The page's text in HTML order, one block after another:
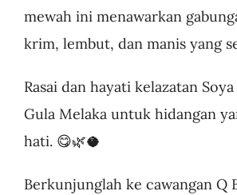
mewah ini menawarkan
krim, lembut, dan manis yang
Rasai dan hayati kelazatan
Gula Melaka untuk hidangan
hati. 😋🌿🥥
Berkunjunglah ke cawangan Q